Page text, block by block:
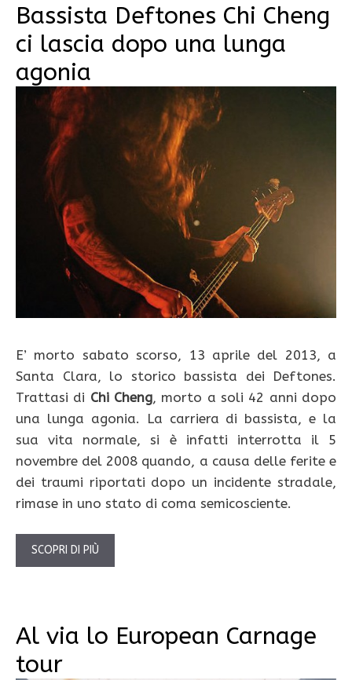
Bassista Deftones Chi Cheng
ci lascia dopo una lunga
agonia
E’ morto sabato scorso, 13 aprile del 2013, a
Santa Clara, lo storico bassista dei Deftones.
Trattasi di Chi Cheng, morto a soli 42 anni dopo
una lunga agonia. La carriera di bassista, e la
sua vita normale, si è infatti interrotta il 5
novembre del 2008 quando, a causa delle ferite e
dei traumi riportati dopo un incidente stradale,
rimase in uno stato di coma semicosciente.
SCOPRI DI PIÙ
Al via lo European Carnage
tour